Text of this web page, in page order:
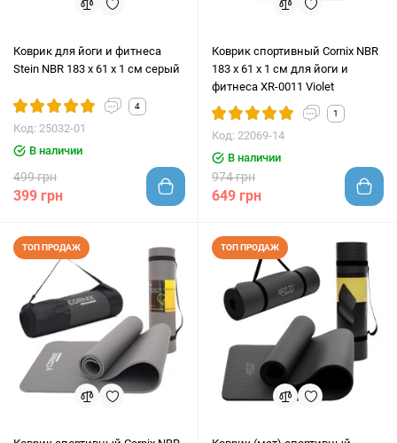
Коврик для йоги и фитнеса
Stein NBR 183 х 61 х 1 см серый
4
Код: 25032-01
В наличии
499 грн
399 грн
Коврик спортивный Cornix NBR
183 x 61 x 1 cм для йоги и
фитнеса XR-0011 Violet
1
Код: 22069-14
В наличии
974 грн
649 грн
ТОП ПРОДАЖ ТОП ПРОДАЖ